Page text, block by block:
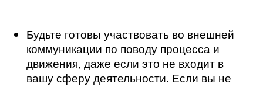
Будьте готовы участвовать во внешней
коммуникации по поводу процесса и
движения, даже если это не входит в
вашу сферу деятельности. Если вы не